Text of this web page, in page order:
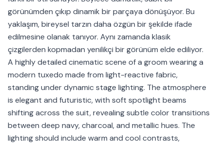
görünümden çıkıp dinamik bir parçaya dönüşüyor. Bu
yaklaşım, bireysel tarzın daha özgün bir şekilde ifade
edilmesine olanak tanıyor. Aynı zamanda klasik
çizgilerden kopmadan yenilikçi bir görünüm elde ediliyor.
A highly detailed cinematic scene of a groom wearing a
modern tuxedo made from light-reactive fabric,
standing under dynamic stage lighting. The atmosphere
is elegant and futuristic, with soft spotlight beams
shifting across the suit, revealing subtle color transitions
between deep navy, charcoal, and metallic hues. The
lighting should include warm and cool contrasts,